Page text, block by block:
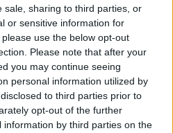
sale, sharing to third parties, or
or sensitive information for
use the below opt-out
Please note that after your
you may continue seeing
personal information utilized by
to third parties prior to
opt-out of the further
by third parties on the